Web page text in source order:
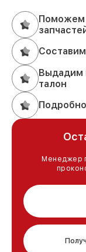
Поможем
Выдадим
талон
Менеджер